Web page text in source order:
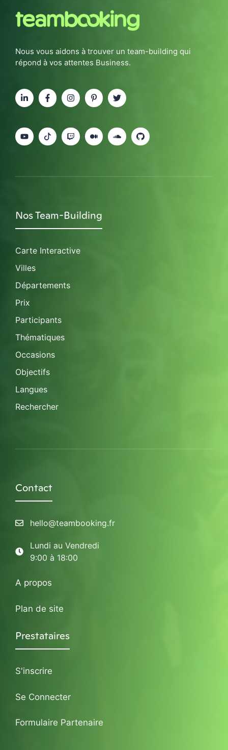
Nous vous aidons à trouver un team-building qui
répond à vos attentes Business.
Nos Team-Building
Carte Interactive
Villes
Départements
Prix
Participants
Thématiques
Occasions
Objectifs
Langues
Rechercher
Contact
hello@teambooking.fr
Lundi au Vendredi
9:00 à 18:00
A propos
Plan de site
Prestataires
S'inscrire
Se Connecter
Formulaire Partenaire